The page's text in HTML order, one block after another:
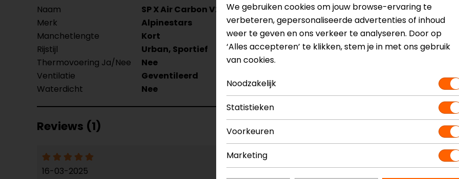
Naam SP X Air Carbon V2 Motorhandschoenen
Model
Merk
Alpinestars
Kleur
Manchetlengte
Kort
Materiaal
Rijstijl
Urban, Sportief
Seizoen
Thermovoering Ja/Nee
Nee
Ventilatie
Geventileerd
Vizier
Waterdicht
Nee
Reviews (1)
16-03-2025
We gebruiken cookies om jouw browse-ervaring te
verbeteren, gepersonaliseerde advertenties of inhoud
weer te geven en ons verkeer te analyseren. Door op
‘Alles accepteren’ te klikken, stem je in met ons gebruik
van cookies.
Noodzakelijk
Statistieken
Voorkeuren
Marketing